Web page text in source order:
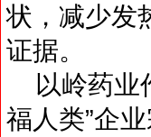
状，减少发
证据。
以岭药业
福人类”企